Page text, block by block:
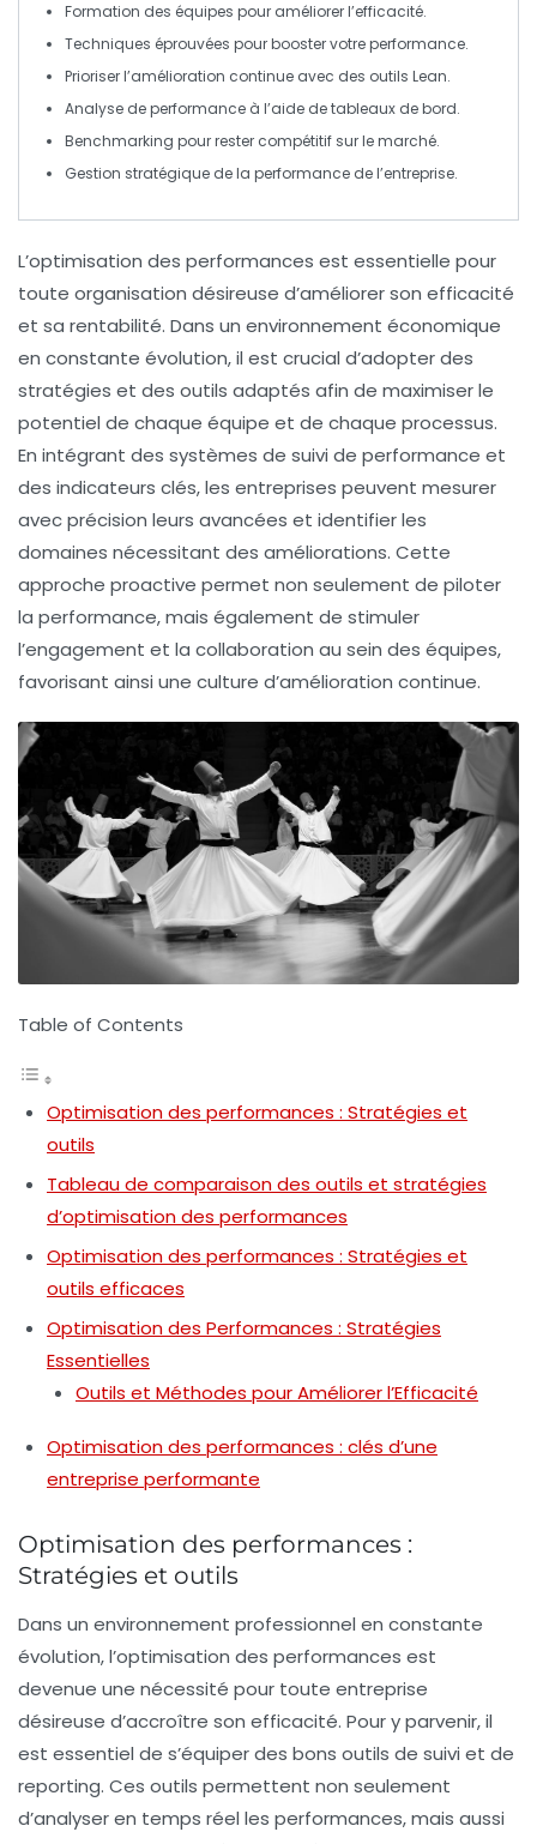
Formation des équipes pour améliorer l’efficacité.
Techniques éprouvées pourbooster votre performance.
Prioriser l’amélioration continue avec des outils Lean.
Analyse de performance à l’aide detableaux de bord.
Benchmarking pour rester compétitif sur le marché.
Gestion stratégique de la performance de l’entreprise.
L’optimisation des performances est essentielle pour
toute organisation désireuse d’améliorer son efficacité
et sa rentabilité. Dans un environnement économique
en constante évolution, il est crucial d’adopter des
stratégies et des outils adaptés afin de maximiser le
potentiel de chaque équipe et de chaque processus.
En intégrant des systèmes de suivi de performance et
des indicateurs clés, les entreprises peuvent mesurer
avec précision leurs avancées et identifier les
domaines nécessitant des améliorations. Cette
approche proactive permet non seulement de piloter
la performance, mais également de stimuler
l’engagement et la collaboration au sein des équipes,
favorisant ainsi une culture d’amélioration continue.
Table of Contents
Optimisation des performances : Stratégies et
outils
Tableau de comparaison des outils et stratégies
d’optimisation des performances
Optimisation des performances : Stratégies et
outils efficaces
Optimisation des Performances : Stratégies
Essentielles
Outils et Méthodes pour Améliorer l’Efficacité
Optimisation des performances : clés d’une
entreprise performante
Optimisation des performances :
Stratégies et outils
Dans un environnement professionnel en constante
évolution, l’optimisation des performances est
devenue une nécessité pour toute entreprise
désireuse d’accroître son efficacité. Pour y parvenir, il
est essentiel de s’équiper des bons outils de suivi et de
reporting. Ces outils permettent non seulement
d’analyser en temps réel les performances, mais aussi